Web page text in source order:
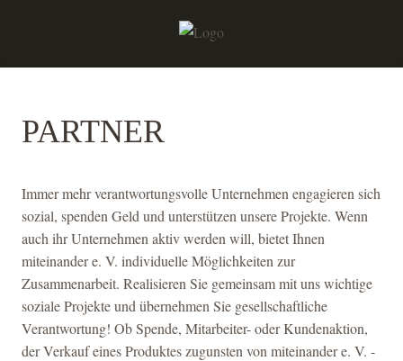
PARTNER
Immer mehr verantwortungsvolle Unternehmen engagieren sich
sozial, spenden Geld und unterstützen unsere Projekte. Wenn
auch ihr Unternehmen aktiv werden will, bietet Ihnen
miteinander e. V. individuelle Möglichkeiten zur
Zusammenarbeit. Realisieren Sie gemeinsam mit uns wichtige
soziale Projekte und übernehmen Sie gesellschaftliche
Verantwortung! Ob Spende, Mitarbeiter- oder Kundenaktion,
der Verkauf eines Produktes zugunsten von miteinander e. V. -